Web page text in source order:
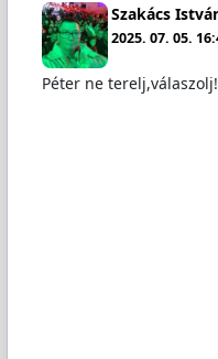
Szakács
2025. 07. 05.
Péter ne terelj,válaszolj!